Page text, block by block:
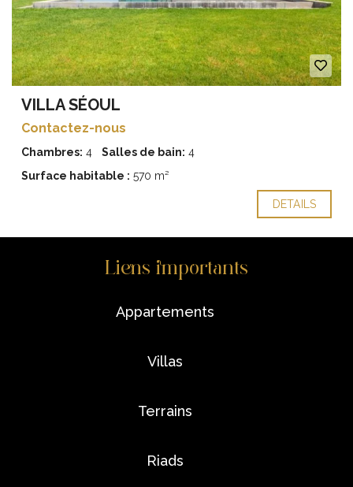
VILLA SÉOUL
Contactez-nous
Chambres: 4 Salles de bain: 4
Surface habitable : 570 m²
DETAILS
Liens importants
appartements
villas
terrains
riads